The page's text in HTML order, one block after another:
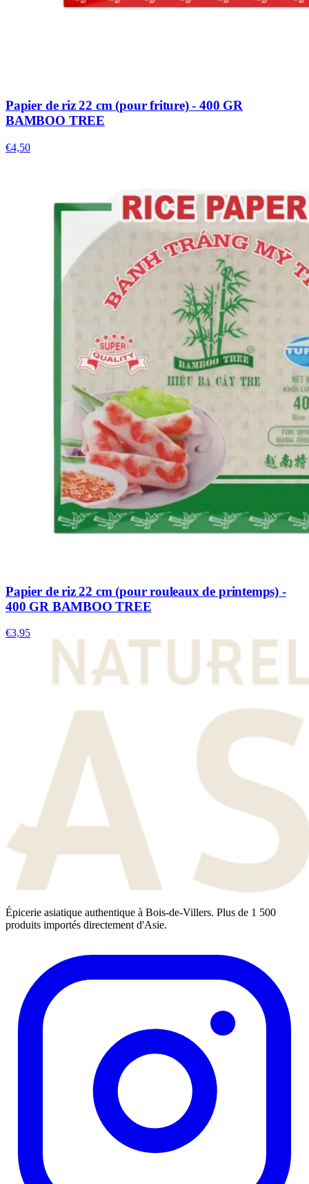
Papier de riz 22 cm (pour friture) - 400 GR
BAMBOO TREE
€4,50
Papier de riz 22 cm (pour rouleaux de printemps) -
400 GR BAMBOO TREE
€3,95
Épicerie asiatique authentique à Bois-de-Villers. Plus de 1 500
produits importés directement d'Asie.